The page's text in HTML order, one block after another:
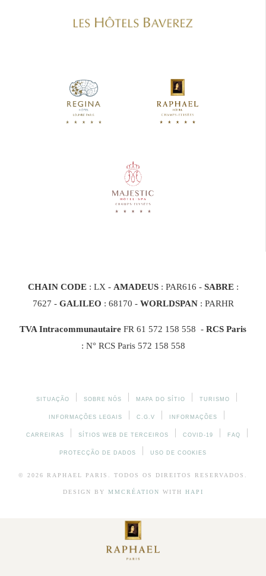
CHAIN CODE: LX - AMADEUS : PAR616 - SABRE :
7627 - GALILEO : 68170 - WORLDSPAN : PARHR
TVA Intracommunautaire FR 61 572 158 558 - RCS Paris
: N° RCS Paris 572 158 558
SITUAÇÃO SOBRE NÓS MAPA DO SÍTIO TURISMO
INFORMAÇÕES LEGAIS C.G.V INFORMAÇÕES
CARREIRAS SÍTIOS WEB DE TERCEIROS COVID-19 FAQ
PROTECÇÃO DE DADOS USO DE COOKIES
© 2026 RAPHAEL PARIS. TODOS OS DIREITOS RESERVADOS.
DESIGN BY MMCRÉATION WITH HAPI